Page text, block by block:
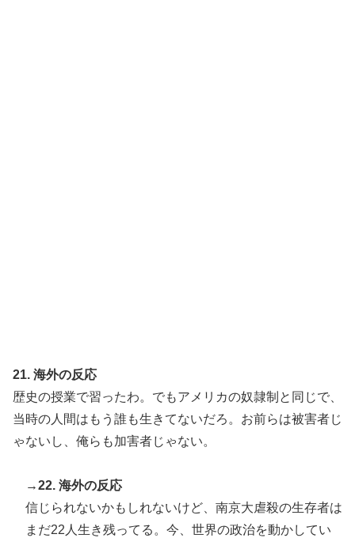
21. 海外の反応
歴史の授業で習ったわ。でもアメリカの奴隷制と同じで、
当時の人間はもう誰も生きてないだろ。お前らは被害者じ
ゃないし、俺らも加害者じゃない。
→22. 海外の反応
信じられないかもしれないけど、南京大虐殺の生存者は
まだ22人生き残ってる。今、世界の政治を動かしてい